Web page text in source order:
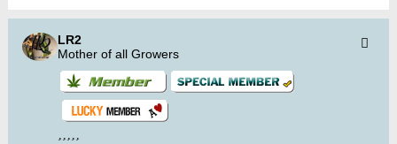
LR2
Mother of all Growers